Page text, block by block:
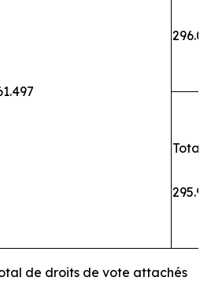
Total
de droits de vote attachés